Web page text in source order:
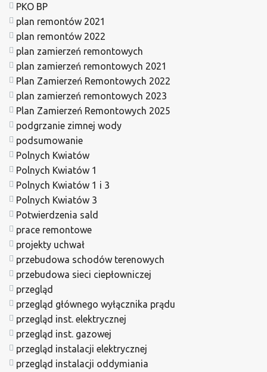
PKO BP
plan remontów 2021
plan remontów 2022
plan zamierzeń remontowych
plan zamierzeń remontowych 2021
Plan Zamierzeń Remontowych 2022
plan zamierzeń remontowych 2023
Plan Zamierzeń Remontowych 2025
podgrzanie zimnej wody
podsumowanie
Polnych Kwiatów
Polnych Kwiatów 1
Polnych Kwiatów 1 i 3
Polnych Kwiatów 3
Potwierdzenia sald
prace remontowe
projekty uchwał
przebudowa schodów terenowych
przebudowa sieci ciepłowniczej
przegląd
przegląd głównego wyłącznika prądu
przegląd inst. elektrycznej
przegląd inst. gazowej
przegląd instalacji elektrycznej
przegląd instalacji oddymiania